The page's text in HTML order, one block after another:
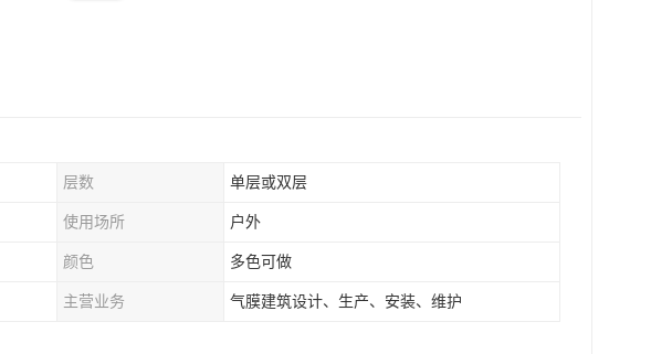
层数 单层或双层
使用场所 户外
颜色 多色可做
主营业务 气膜建筑设计、生产、安装、维护